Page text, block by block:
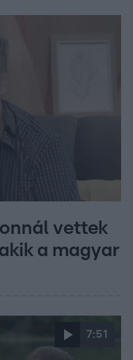
vettek
a magyar
7:51